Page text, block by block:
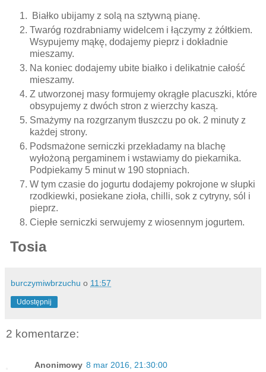
Białko ubijamy z solą na sztywną pianę.
Twaróg rozdrabniamy widelcem i łączymy z żółtkiem.
Wsypujemy mąkę, dodajemy pieprz i dokładnie
mieszamy.
Na koniec dodajemy ubite białko i delikatnie całość
mieszamy.
Z utworzonej masy formujemy okrągłe placuszki, które
obsypujemy z dwóch stron z wierzchy kaszą.
Smażymy na rozgrzanym tłuszczu po ok. 2 minuty z
każdej strony.
Podsmażone serniczki przekładamy na blachę
wyłożoną pergaminem i wstawiamy do piekarnika.
Podpiekamy 5 minut w 190 stopniach.
W tym czasie do jogurtu dodajemy pokrojone w słupki
rzodkiewki, posiekane zioła, chilli, sok z cytryny, sól i
pieprz.
Ciepłe serniczki serwujemy z wiosennym jogurtem.
Tosia
burczymiwbrzuchu o 11:57
Udostępnij
2 komentarze:
Anonimowy 8 mar 2016, 21:30:00